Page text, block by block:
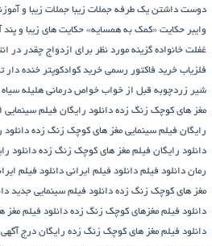
دوست داشتن یک طرفه جملات زیبا جملات زیبا و
وایبر حکایت «کمک به همسایه» حکایت های زیبا و پند
غفلت خانواده گزینه مورد نظر برای ازدواج چقدر در
فلزیاب خرید فاکتور رسمی خرید کوادکوپتر خنده دار
شیر زردچوبه قبل از خواب خواص درمانی هلیله سیاه
مغز های کوچک زنگ زده دانلود رایگان فیلم
رایگان فیلم سینمایی مغز های کوچک زنگ زده
دانلود رایگان فیلم مغز های کوچک زنگ زده دانلود
رمان دانلود فیلم دانلود فیلم ایرانی دانلود فیلم
مغز های کوچک زنگ زده دانلود فیلم سینمایی جدید
دانلود فیلم مغزهای کوچک زنگ زده دانلود فیلم
دانلود فیلم مغز های کوچک زنگ زده رایگان درج